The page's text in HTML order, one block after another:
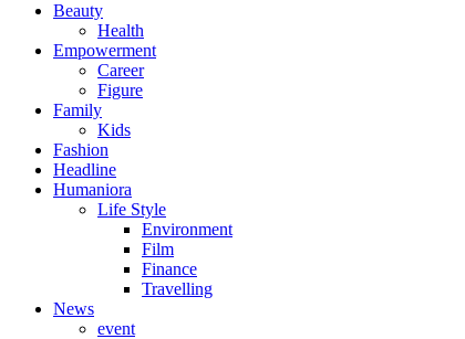
Beauty
Health
Empowerment
Career
Figure
Family
Kids
Fashion
Headline
Humaniora
Life Style
Environment
Film
Finance
Travelling
News
event